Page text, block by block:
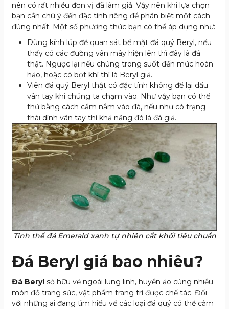
nên có rất nhiều đơn vị đã làm giả. Vậy nên khi lựa chọn
bạn cần chú ý đến đặc tính riêng để phân biệt một cách
đúng nhất. Một số phương thức bạn có thể áp dụng như:
Dùng kính lúp để quan sát bề mặt đá quý Beryl, nếu
thấy có các đường vân mây hiện lên thì đây là đá
thật. Ngược lại nếu chúng trong suốt đến mức hoàn
hảo, hoặc có bọt khí thì là Beryl giả.
Viên đá quý Beryl thật có đặc tính không để lại dấu
vân tay khi chúng ta chạm vào. Như vậy bạn có thể
thử bằng cách cầm nắm vào đá, nếu như có trạng
thái dính vân tay thì khả năng đó là đá giả.
Tinh thể đá Emerald xanh tự nhiên cắt khối tiêu chuẩn
Đá Beryl giá bao nhiêu?
Đá Beryl sở hữu vẻ ngoài lung linh, huyền ảo cùng nhiều
món đồ trang sức, vật phẩm trang trí được chế tác. Đối
với những ai đang tìm hiểu về các loại đá quý có thể cảm